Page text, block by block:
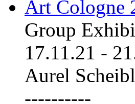
Art Cologne
Group
17.11.21 -
Aurel
----------